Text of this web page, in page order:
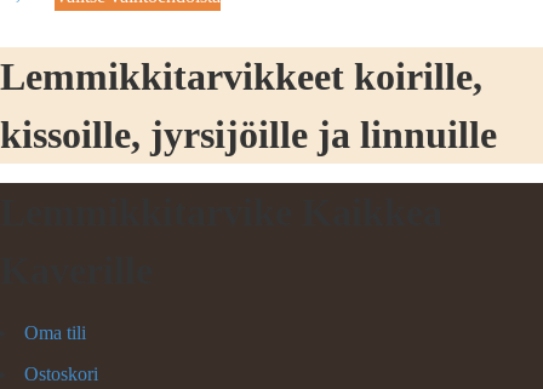
Lemmikkitarvikkeet koirille,
kissoille, jyrsijöille ja linnuille
Oma tili
Ostoskori